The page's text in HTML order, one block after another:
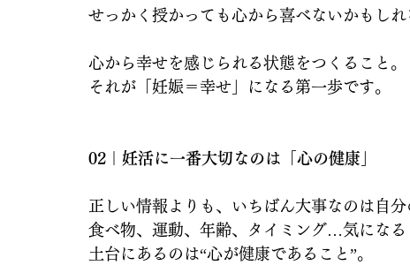
せっかく授かっても心から喜べないかもしれ
心から幸せを感じられる状態をつくること。
それが「妊娠＝幸せ」になる第一歩です。
02｜妊活に一番大切なのは「心の健康」
正しい情報よりも、いちばん大事なのは自分
食べ物、運動、年齢、タイミング…気になる
土台にあるのは“心が健康であること”。